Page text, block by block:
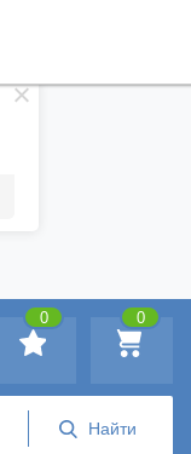
0
0